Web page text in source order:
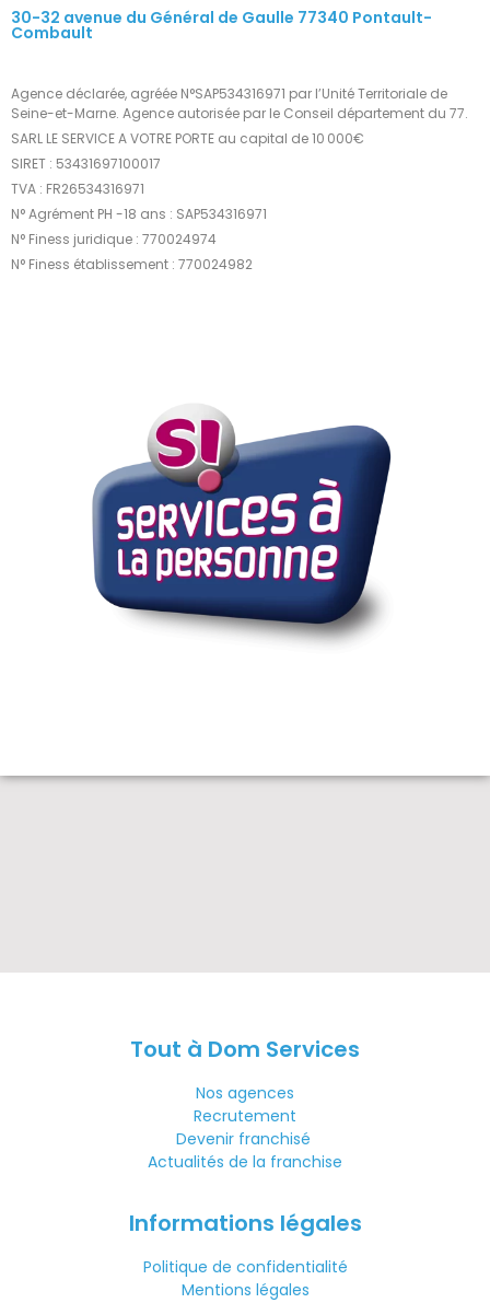
30-32 avenue du Général de Gaulle 77340 Pontault-
Combault
Agence déclarée, agréée N°SAP534316971 par l’Unité Territoriale de
Seine-et-Marne. Agence autorisée par le Conseil département du 77.
SARL LE SERVICE A VOTRE PORTE au capital de 10 000€
SIRET : 53431697100017
TVA : FR26534316971
N° Agrément PH -18 ans : SAP534316971
N° Finess juridique : 770024974
N° Finess établissement : 770024982
Tout à Dom Services
Nos agences
Recrutement
Devenir franchisé
Actualités de la franchise
Informations légales
Politique de confidentialité
Mentions légales